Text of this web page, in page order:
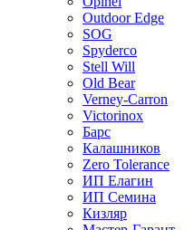
Outdoor Edge
SOG
Spyderco
Stell Will
Old Bear
Verney-Carron
Victorinox
Барс
Калашников
Zero Tolerance
ИП Елагин
ИП Семина
Кизляр